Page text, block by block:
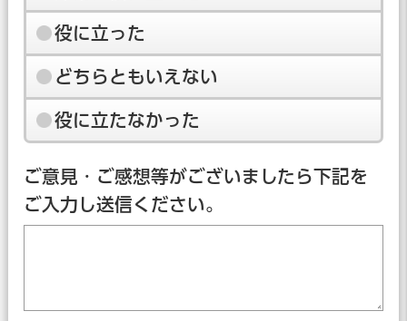
役に立った
どちらともいえない
役に立たなかった
ご意見・ご感想等がございましたら下記を
ご入力し送信ください。